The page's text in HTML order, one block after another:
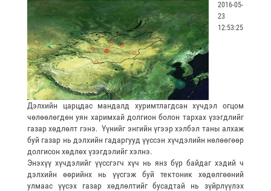
2016-05-
23
12:53:25
Дэлхийн царцдас мандалд хуримтлагдсан хүчдэл огцом
чөлөөлөгдөн уян харимхай долгион болон тархах үзэгдлийг
газар хөдлөлт гэнэ. Үүнийг энгийн үгээр хэлбэл таны алхаж
буй газар нь дэлхийн гадаргууд үүссэн хүчдэлийн нөлөөгөөр
долгисон хөдлөх үзэгдэлийг хэлнэ.
Энэхүү хүчдэлийг үүссгэгч хүч нь янз бүр байдаг хэдий ч
дэлхийн өөрийнх нь үүсгэж буй тектоник хөдөлгөөний
улмаас үүсэх газар хөдлөлтийг бусадтай нь зүйрлүүлэх